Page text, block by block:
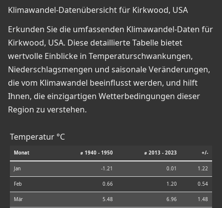
Klimawandel-Datenübersicht für Kirkwood, USA
Erkunden Sie die umfassenden Klimawandel-Daten für
Kirkwood, USA. Diese detaillierte Tabelle bietet
wertvolle Einblicke in Temperaturschwankungen,
Niederschlagsmengen und saisonale Veränderungen,
die vom Klimawandel beeinflusst werden, und hilft
Ihnen, die einzigartigen Wetterbedingungen dieser
Region zu verstehen.
Temperatur °C
Monat ⌀ 1940 - 1950 ⌀ 2013 - 2023 +/-
Jan -1.21 0.01 1.22
Feb 0.66 1.20 0.54
Mär 5.48 6.96 1.48